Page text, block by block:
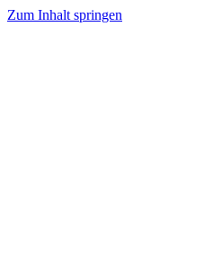
Zum Inhalt springen